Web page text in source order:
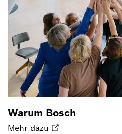
Warum Bosch
Mehr dazu